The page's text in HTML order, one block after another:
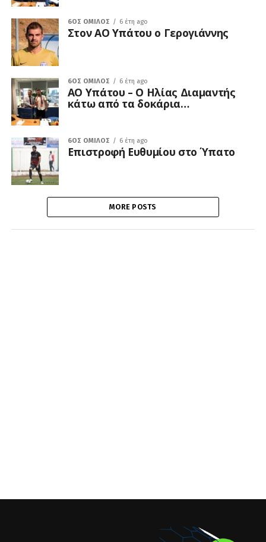
6ΟΣ ΌΜΙΛΟΣ 6 έτη ago
Στον ΑΟ Υπάτου ο Γερογιάννης
6ΟΣ ΌΜΙΛΟΣ 6 έτη ago
ΑΟ Υπάτου – Ο Ηλίας Διαμαντής
κάτω από τα δοκάρια…
6ΟΣ ΌΜΙΛΟΣ 6 έτη ago
Επιστροφή Ευθυμίου στο Ύπατο
MORE POSTS